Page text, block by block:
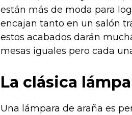
están más de moda para
encajan tanto en un salón
estos acabados darán
mesas iguales pero cada
La clásica
Una lámpara de araña es